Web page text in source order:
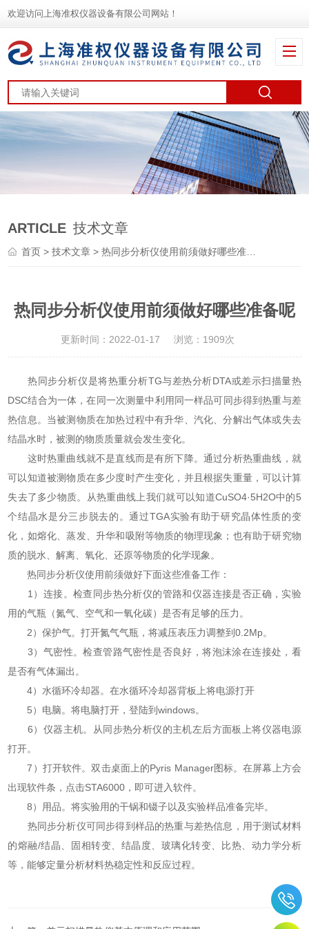
欢迎访问上海准权仪器设备有限公司网站！
ARTICLE 技术文章
首页 >技术文章 > 热同步分析仪使用前须做好哪些准备呢
热同步分析仪使用前须做好哪些准备呢
更新时间：2022-01-17 浏览：1909次
热同步分析仪是将热重分析TG与差热分析DTA或差示扫描量热
DSC结合为一体，在同一次测量中利用同一样品可同步得到热重与差
热信息。当被测物质在加热过程中有升华、汽化、分解出气体或失去
结晶水时，被测的物质质量就会发生变化。
这时热重曲线就不是直线而是有所下降。通过分析热重曲线，就
可以知道被测物质在多少度时产生变化，并且根据失重量，可以计算
失去了多少物质。从热重曲线上我们就可以知道CuSO4·5H2O中的5
个结晶水是分三步脱去的。通过TGA实验有助于研究晶体性质的变
化，如熔化、蒸发、升华和吸附等物质的物理现象；也有助于研究物
质的脱水、解离、氧化、还原等物质的化学现象。
热同步分析仪使用前须做好下面这些准备工作：
1）连接。检查同步热分析仪的管路和仪器连接是否正确，实验
用的气瓶（氮气、空气和一氧化碳）是否有足够的压力。
2）保护气。打开氮气气瓶，将减压表压力调整到0.2Mp。
3）气密性。检查管路气密性是否良好，将泡沫涂在连接处，看
是否有气体漏出。
4）水循环冷却器。在水循环冷却器背板上将电源打开
5）电脑。将电脑打开，登陆到windows。
6）仪器主机。从同步热分析仪的主机左后方面板上将仪器电源
打开。
7）打开软件。双击桌面上的Pyris Manager图标。在屏幕上方会
出现软件条，点击STA6000，即可进入软件。
8）用品。将实验用的干锅和镊子以及实验样品准备完毕。
热同步分析仪可同步得到样品的热重与差热信息，用于测试材料
的熔融/结晶、固相转变、结晶度、玻璃化转变、比热、动力学分析
等，能够定量分析材料热稳定性和反应过程。